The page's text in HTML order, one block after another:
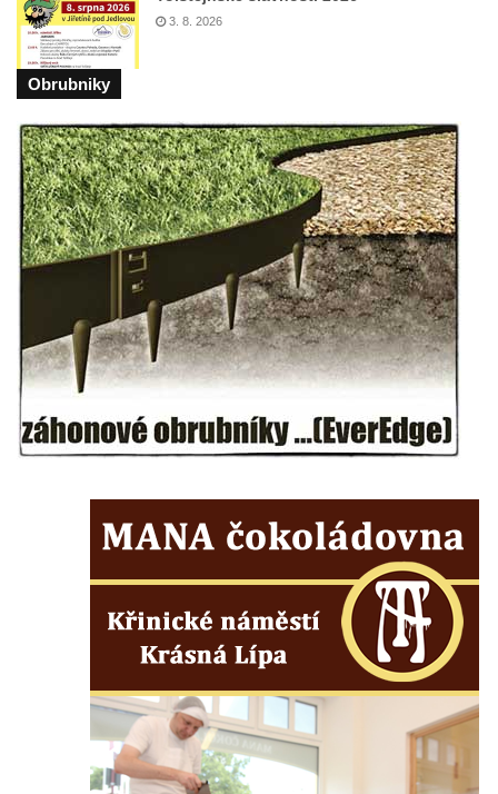
Budějovicích
Socha svatého Vincence Ferrerského na
nádvoří kláštera dominikánů v Českých
Budějovicích
Socha svatého Zachariáše na nádvoří
kláštera dominikánů v Českých
Budějovicích
Socha svatého Josefa na nádvoří kláštera
dominikánů v Českých Budějovicích
Socha svaté Anny na nádvoří kláštera
dominikánů v Českých Budějovicích
Socha svatého Dominika na nádvoří
Budějovicích
Českých Budějovicích
Semilech
Pamětní deska Tomáše Garrigue Masaryka
na radnici v Českých Budějovicích
Českých Budějovicích
Pamětní deska Josefa Hloucha na
biskupské rezidenci v Českých
3. 8. 2026
Obrubniky